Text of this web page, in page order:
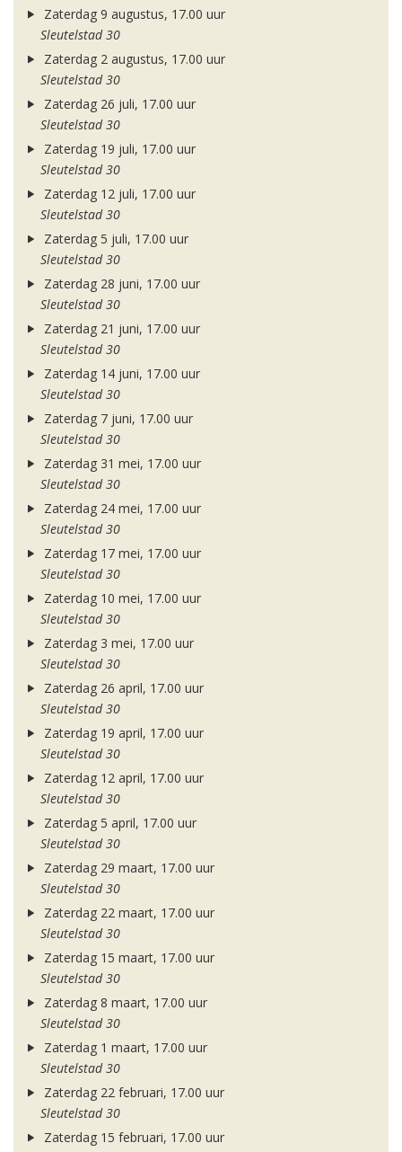
Zaterdag 9 augustus, 17.00 uur
Sleutelstad 30
Zaterdag 2 augustus, 17.00 uur
Sleutelstad 30
Zaterdag 26 juli, 17.00 uur
Sleutelstad 30
Zaterdag 19 juli, 17.00 uur
Sleutelstad 30
Zaterdag 12 juli, 17.00 uur
Sleutelstad 30
Zaterdag 5 juli, 17.00 uur
Sleutelstad 30
Zaterdag 28 juni, 17.00 uur
Sleutelstad 30
Zaterdag 21 juni, 17.00 uur
Sleutelstad 30
Zaterdag 14 juni, 17.00 uur
Sleutelstad 30
Zaterdag 7 juni, 17.00 uur
Sleutelstad 30
Zaterdag 31 mei, 17.00 uur
Sleutelstad 30
Zaterdag 24 mei, 17.00 uur
Sleutelstad 30
Zaterdag 17 mei, 17.00 uur
Sleutelstad 30
Zaterdag 10 mei, 17.00 uur
Sleutelstad 30
Zaterdag 3 mei, 17.00 uur
Sleutelstad 30
Zaterdag 26 april, 17.00 uur
Sleutelstad 30
Zaterdag 19 april, 17.00 uur
Sleutelstad 30
Zaterdag 12 april, 17.00 uur
Sleutelstad 30
Zaterdag 5 april, 17.00 uur
Sleutelstad 30
Zaterdag 29 maart, 17.00 uur
Sleutelstad 30
Zaterdag 22 maart, 17.00 uur
Sleutelstad 30
Zaterdag 15 maart, 17.00 uur
Sleutelstad 30
Zaterdag 8 maart, 17.00 uur
Sleutelstad 30
Zaterdag 1 maart, 17.00 uur
Sleutelstad 30
Zaterdag 22 februari, 17.00 uur
Sleutelstad 30
Zaterdag 15 februari, 17.00 uur